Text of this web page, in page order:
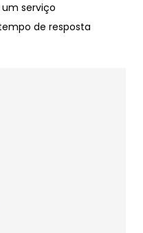
um serviço
de resposta